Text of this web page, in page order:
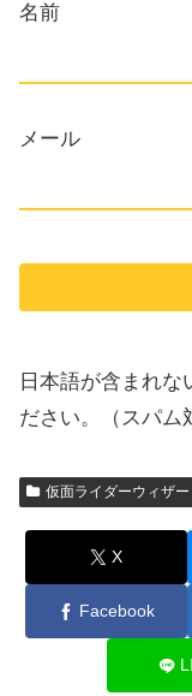
名前
メール
日本語が含まれな
ださい。（スパム
仮面ライダーウィザー
X
Facebook